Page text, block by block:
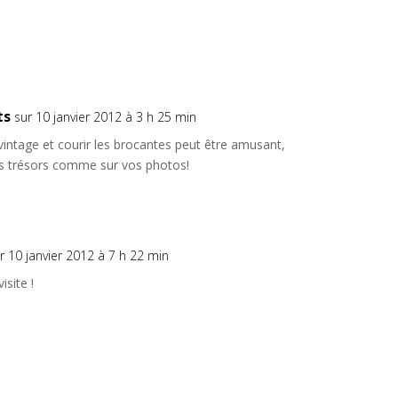
sur 10 janvier 2012 à 3 h 25 min
et courir les brocantes peut être amusant,
trésors comme sur vos photos!
10 janvier 2012 à 7 h 22 min
!